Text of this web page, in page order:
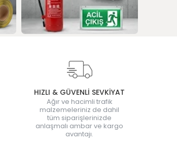
HIZLI & GÜVENLİ SEVKİYAT
Ağır ve hacimli trafik
malzemeleriniz de dahil
tüm siparişlerinizde
anlaşmalı ambar ve kargo
avantajı.